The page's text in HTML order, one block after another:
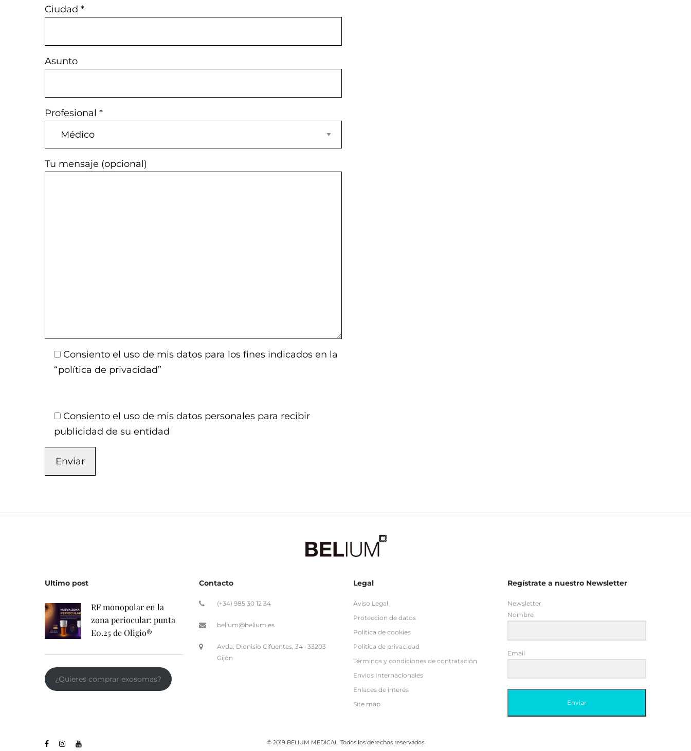
Ciudad *
Asunto
Profesional *
Tu mensaje (opcional)
Consiento el uso de mis datos para los fines indicados en la
“política de privacidad”
Consiento el uso de mis datos personales para recibir
publicidad de su entidad
Ultimo post
RF monopolar en la
zona periocular: punta
E0.25 de Oligio®
¿Quieres comprar exosomas?
Contacto
(+34) 985 30 12 34
belium@belium.es
Avda. Dionisio Cifuentes, 34 · 33203
Gijón
Legal
Aviso Legal
Proteccion de datos
Politica de cookies
Politica de privacidad
Términos y condiciones de contratación
Envios Internacionales
Enlaces de interés
Site map
Regístrate a nuestro Newsletter
Newsletter
Nombre
Email
Enviar
© 2019 BELIUM MEDICAL. Todos los derechos reservados